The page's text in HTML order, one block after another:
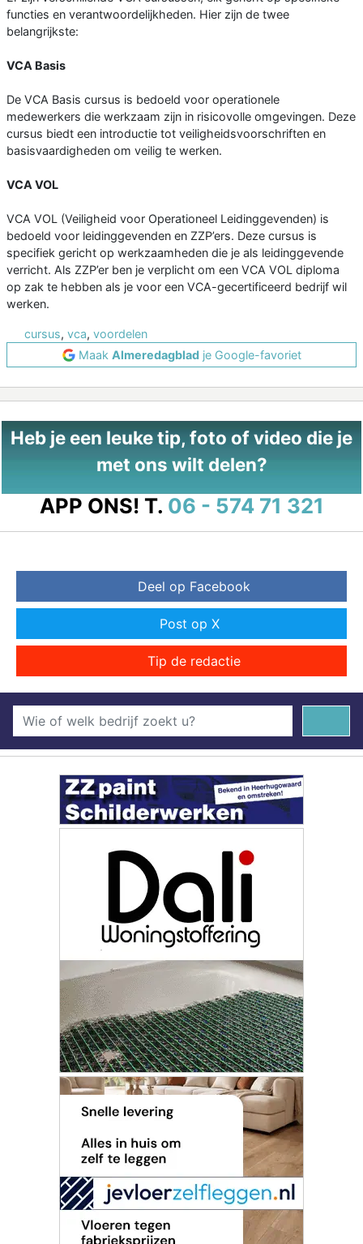
functies en verantwoordelijkheden. Hier zijn de twee
belangrijkste:
VCA Basis
De VCA Basis cursus is bedoeld voor operationele
medewerkers die werkzaam zijn in risicovolle omgevingen. Deze
cursus biedt een introductie tot veiligheidsvoorschriften en
basisvaardigheden om veilig te werken.
VCA VOL
VCA VOL (Veiligheid voor Operationeel Leidinggevenden) is
bedoeld voor leidinggevenden en ZZP’ers. Deze cursus is
specifiek gericht op werkzaamheden die je als leidinggevende
verricht. Als ZZP’er ben je verplicht om een VCA VOL diploma
op zak te hebben als je voor een VCA-gecertificeerd bedrijf wil
werken.
cursus, vca, voordelen
Maak Almeredagbladje Google-favoriet
Heb je een leuke tip, foto of video die je
met ons wilt delen?
APP ONS! T. 06 - 574 71 321
Deel op Facebook
Post op X
Tip de redactie